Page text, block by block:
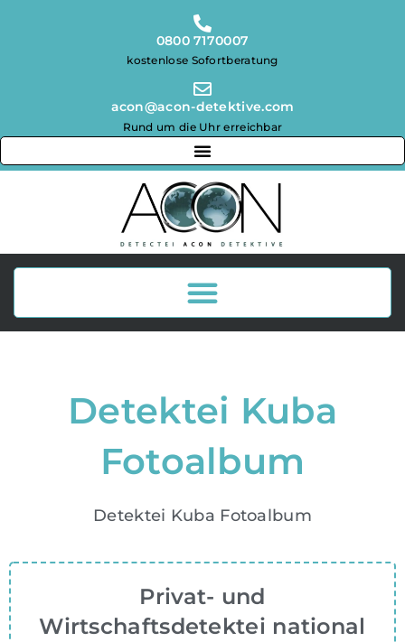
0800 7170007
kostenlose Sofortberatung
acon@acon-detektive.com
Rund um die Uhr erreichbar
Detektei Kuba
Fotoalbum
Detektei Kuba Fotoalbum
Privat- und
Wirtschaftsdetektei national